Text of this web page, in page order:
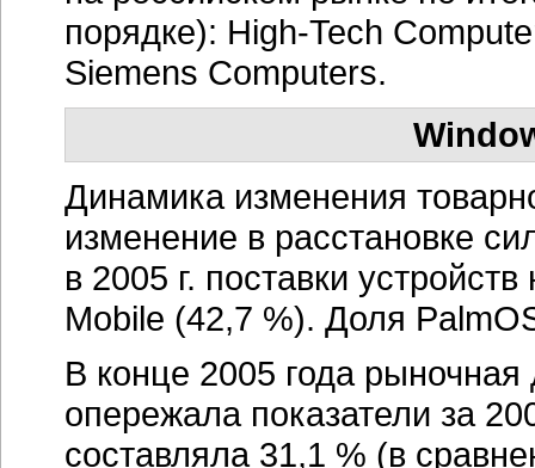
порядке): High-Tech
Siemens Computers.
Динамика изменения
изменение в расстановке
в 2005 г. поставки
Mobile (42,7 %). Доля
В конце 2005 года
опережала показатели за
составляла 31,1 % (в